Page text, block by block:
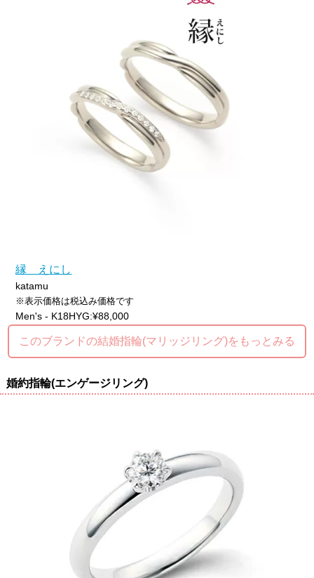
縁 えにし
katamu
※表示価格は税込み価格です
Men's - K18HYG:¥88,000
このブランドの結婚指輪(マリッジリング)をもっとみる
婚約指輪(エンゲージリング)